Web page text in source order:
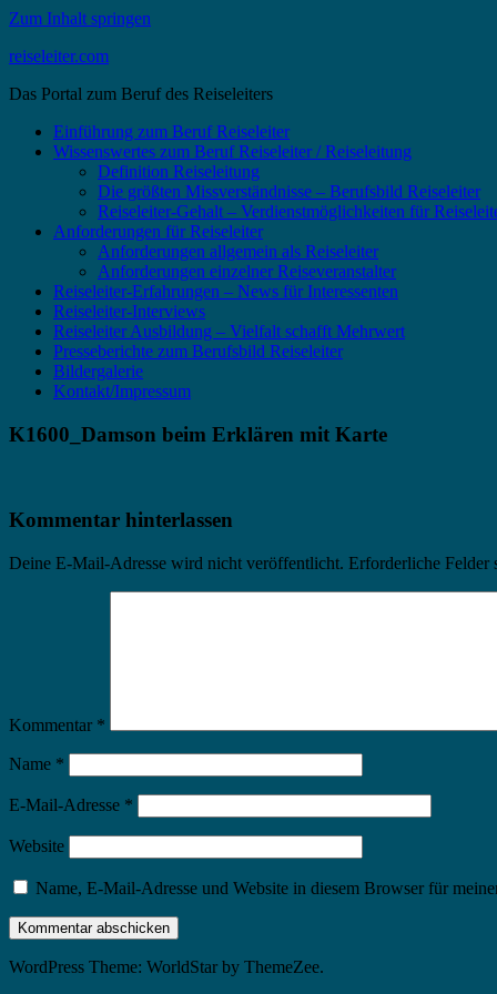
Zum Inhalt springen
reiseleiter.com
Das Portal zum Beruf des Reiseleiters
Einführung zum Beruf Reiseleiter
Wissenswertes zum Beruf Reiseleiter / Reiseleitung
Definition Reiseleitung
Die größten Missverständnisse – Berufsbild Reiseleiter
Reiseleiter-Gehalt – Verdienstmöglichkeiten für
Anforderungen für Reiseleiter
Anforderungen allgemein als Reiseleiter
Anforderungen einzelner Reiseveranstalter
Reiseleiter-Erfahrungen – News für Interessenten
Reiseleiter-Interviews
Reiseleiter Ausbildung – Vielfalt schafft Mehrwert
Presseberichte zum Berufsbild Reiseleiter
Bildergalerie
Kontakt/Impressum
K1600_Damson beim Erklären mit Karte
Kommentar hinterlassen
Deine E-Mail-Adresse wird nicht veröffentlicht. Erforderliche Felder
Kommentar *
Name *
E-Mail-Adresse *
Website
Name, E-Mail-Adresse und Website in diesem Browser für
WordPress Theme: WorldStar by ThemeZee.